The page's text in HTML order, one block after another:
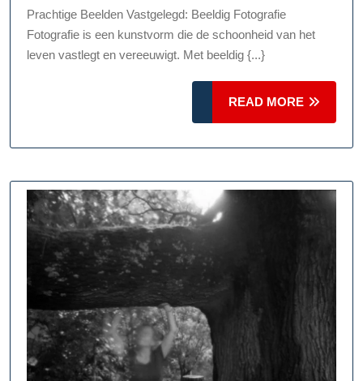
Schoonheid:
De
Magie
van
Beeldig
Fotografie
Prachtige Beelden Vastgelegd: Beeldig Fotografie
Fotografie is een kunstvorm die de schoonheid van het
leven vastlegt en vereeuwigt. Met beeldig {...}
READ MORE
MORE